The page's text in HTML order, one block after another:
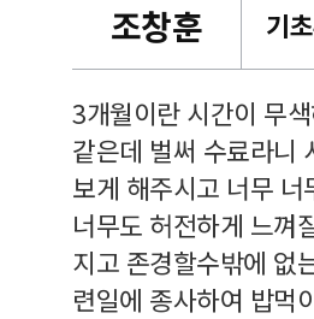
조창훈
3개월이란 시간이 무
같은데 벌써 수료라니
보게 해주시고 너무
너무도 허전하게 느껴
지고 존경할수밖에 없
련일에 종사하여 밥먹